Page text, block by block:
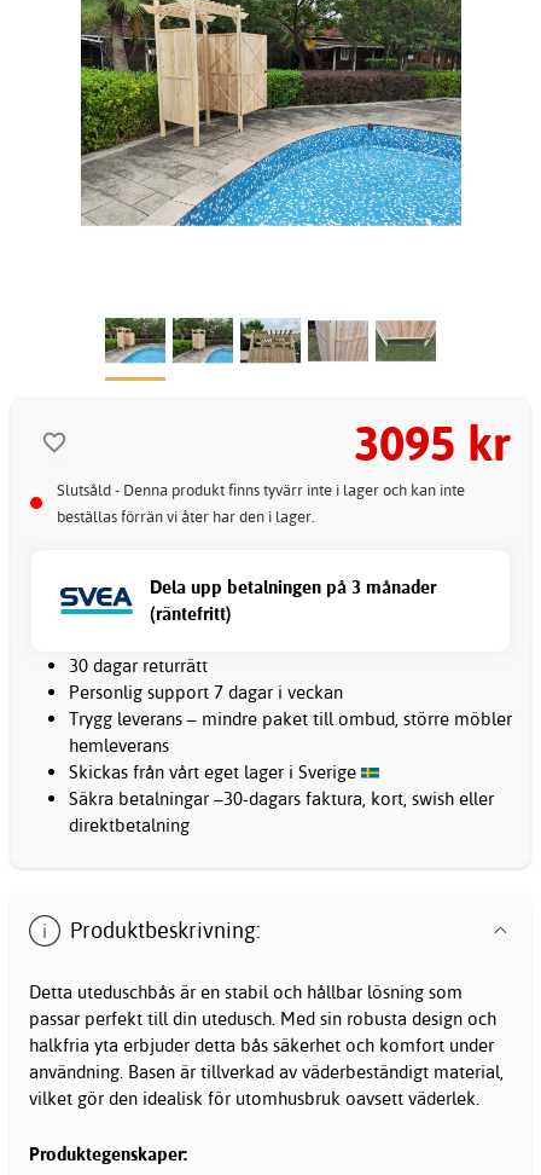
3095 kr
Slutsåld - Denna produkt finns tyvärr inte i lager och kan inte
beställas förrän vi åter har den i lager.
Dela upp betalningen på 3 månader
(räntefritt)
30 dagar returrätt
Personlig support 7 dagar i veckan
Trygg leverans – mindre paket till ombud, större möbler
hemleverans
Skickas från vårt eget lager i Sverige
Säkra betalningar –30-dagars faktura, kort, swish eller
direktbetalning
Produktbeskrivning:
Detta uteduschbås är en stabil och hållbar lösning som
passar perfekt till din utedusch. Med sin robusta design och
halkfria yta erbjuder detta bås säkerhet och komfort under
användning. Basen är tillverkad av väderbeständigt material,
vilket gör den idealisk för utomhusbruk oavsett väderlek.
Produktegenskaper: